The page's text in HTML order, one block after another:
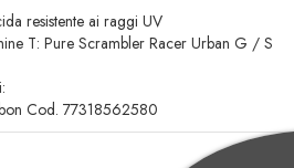
resistente ai raggi UV
T: Pure Scrambler Racer Urban G / S
Cod. 77318562580